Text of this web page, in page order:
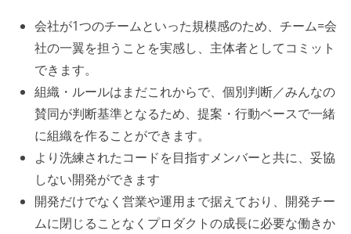
会社が1つのチームといった規模感のため、チーム=会
社の一翼を担うことを実感し、主体者としてコミット
できます。
組織・ルールはまだこれからで、個別判断／みんなの
賛同が判断基準となるため、提案・行動ベースで一緒
に組織を作ることができます。
より洗練されたコードを目指すメンバーと共に、妥協
しない開発ができます
開発だけでなく営業や運用まで据えており、開発チー
ムに閉じることなくプロダクトの成長に必要な働きか